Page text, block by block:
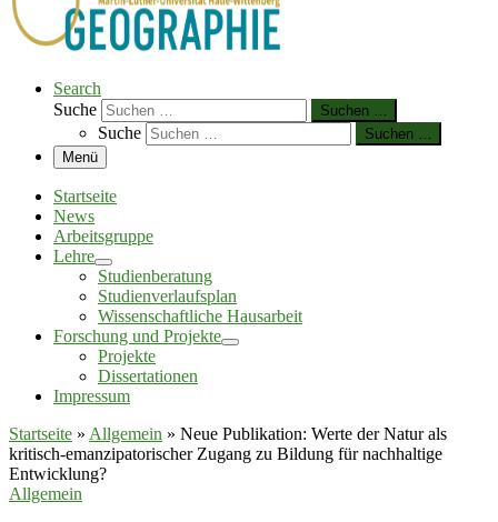
Search
Suche
Suchen …
Suche
Suchen …
Menü
Startseite
News
Arbeitsgruppe
Lehre
Studienberatung
Studienverlaufsplan
Wissenschaftliche Hausarbeit
Forschung und Projekte
Projekte
Dissertationen
Impressum
Startseite » Allgemein » Neue Publikation: Werte der Natur als
kritisch-emanzipatorischer Zugang zu Bildung für nachhaltige
Entwicklung?
Allgemein